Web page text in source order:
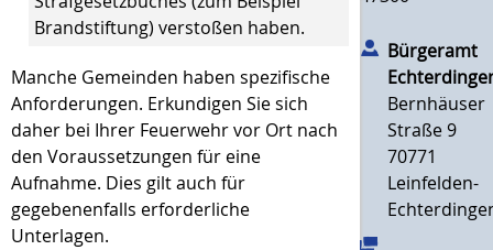
Brandstiftung) verstoßen haben.
Manche Gemeinden haben spezifische
Anforderungen. Erkundigen Sie sich
daher bei Ihrer Feuerwehr vor Ort nach
den Voraussetzungen für eine
Aufnahme. Dies gilt auch für
gegebenenfalls erforderliche
Unterlagen.
Bürgeramt
Bernhäuser
Straße 9
70771
Leinfelden-